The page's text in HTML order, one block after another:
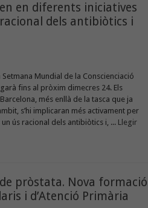
en diferents iniciatives
dels antibiòtics i
Mundial de la Conscienciació
fins al pròxim dimecres 24. Els
més enllà de la tasca que ja
s’hi implicaran més activament per
ús racional dels antibiòtics i, ... Llegir
pròstata. Nova formació
i d’Atenció Primària